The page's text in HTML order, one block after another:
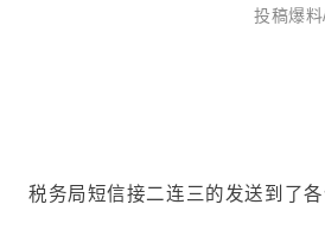
投稿爆
税务局短信接二连三的发送到了各